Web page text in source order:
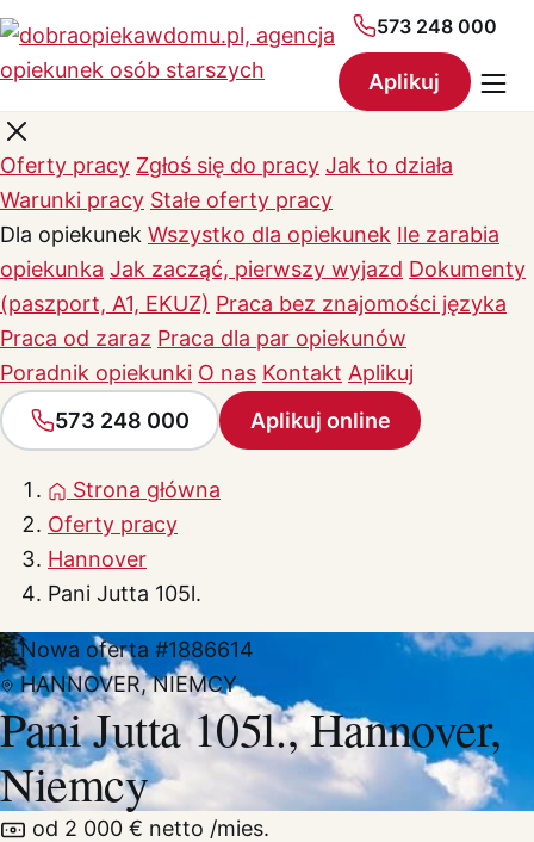
573 248 000
Aplikuj
Oferty pracy Zgłoś się do pracy Jak to działa
Warunki pracy Stałe oferty pracy
Dla opiekunek Wszystko dla opiekunek Ile zarabia
opiekunka Jak zacząć, pierwszy wyjazd Dokumenty
(paszport, A1, EKUZ) Praca bez znajomości języka
Praca od zaraz Praca dla par opiekunów
Poradnik opiekunki O nas Kontakt Aplikuj
573 248 000
Aplikuj online
Strona główna
Oferty pracy
Hannover
Pani Jutta 105l.
Nowa oferta #1886614
HANNOVER, NIEMCY
Pani Jutta 105l., Hannover,
Niemcy
od 2 000 € netto /mies.